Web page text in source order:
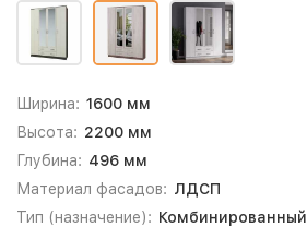
Ширина: 1600 мм
Высота: 2200 мм
Глубина: 496 мм
Материал фасадов: ЛДСП
Тип (назначение): Комбинированный